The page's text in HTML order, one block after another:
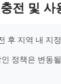
전 및 사
후 지역 내 지
정책은 변동